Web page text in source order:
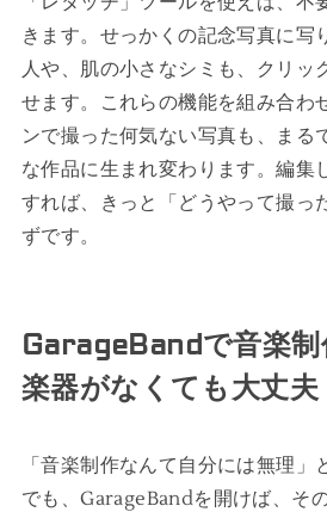
きます。せっかくの記念写真に写
人や、肌の小さなシミも、クリッ
せます。これらの機能を組み合わ
ンで撮った何気ない写真も、まる
な作品に生まれ変わります。編集
すれば、きっと「どうやって撮っ
ずです。
GarageBandで音楽制
楽器がなくても大丈夫
「音楽制作なんて自分には無理」
でも、GarageBandを開けば、そ